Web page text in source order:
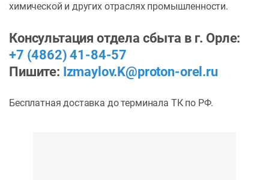
химической и других отраслях промышленности.
Консультация отдела сбыта в г. Орле:
+7 (4862) 41-84-57
Пишите: Izmaylov.K@proton-orel.ru
Бесплатная доставка до терминала ТК по РФ.